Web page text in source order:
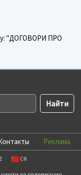
"ДОГОВОРИ ПРО
Реклама
CN